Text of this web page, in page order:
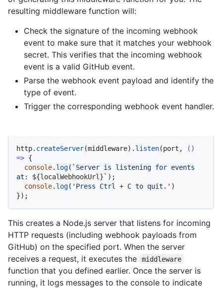
resulting middleware function will:
Check the signature of the incoming webhook
event to make sure that it matches your webhook
secret. This verifies that the incoming webhook
event is a valid GitHub event.
Parse the webhook event payload and identify the
type of event.
Trigger the corresponding webhook event handler.
http. createServer(middleware). listen(port,
()
=> {
console. log( `Server is listening for events
at: ${localWebhookUrl} ` );
console. log( 'Press Ctrl + C to quit.' )
});
This creates a Node.js server that listens for incoming
HTTP requests (including webhook payloads from
GitHub) on the specified port. When the server
receives a request, it executes the
middleware
function that you defined earlier. Once the server is
running, it logs messages to the console to indicate